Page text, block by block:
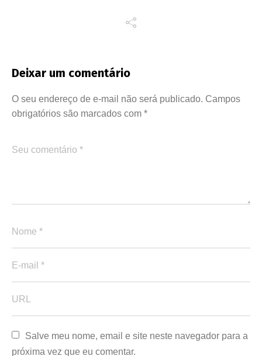
Deixar um comentário
O seu endereço de e-mail não será publicado. Campos
obrigatórios são marcados com *
Salve meu nome, email e site neste navegador para a
próxima vez que eu comentar.